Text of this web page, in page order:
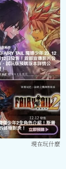
現在玩什麼